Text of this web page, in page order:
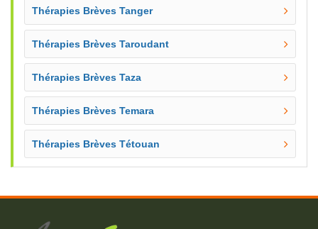
Thérapies Brèves Tanger
Thérapies Brèves Taroudant
Thérapies Brèves Taza
Thérapies Brèves Temara
Thérapies Brèves Tétouan